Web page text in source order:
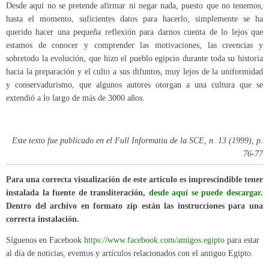
Desde aquí no se pretende afirmar ni negar nada, puesto que no tenemos,
hasta el momento, suficientes datos para hacerlo, simplemente se ha
querido hacer una pequeña reflexión para darnos cuenta de lo lejos que
estamos de conocer y comprender las motivaciones, las creencias y
sobretodo la evolución, que hizo el pueblo egipcio durante toda su historia
hacia la preparación y el culto a sus difuntos, muy lejos de la uniformidad
y conservadurismo, que algunos autores otorgan a una cultura que se
extendió a lo largo de más de 3000 años.
Este texto fue publicado en el Full Informatiu de la SCE, n. 13 (1999), p.
76-77
Para una correcta visualización de este articulo es imprescindible tener
instalada la fuente de transliteración, desde aquí se puede descargar.
Dentro del archivo en formato zip están las instrucciones para una
correcta instalación.
Síguenos en Facebook https://www.facebook.com/amigos.egipto para estar
al día de noticias, eventos y artículos relacionados con el antiguo Egipto.